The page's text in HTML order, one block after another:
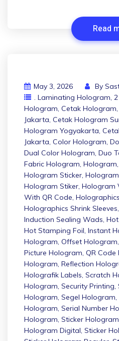
Read
May 3, 2026 By
. Laminating Hologram,
Hologram, Cetak Hologram,
Jakarta, Cetak Hologram
Hologram Yogyakarta,
Jakarta, Color Hologram,
Dual Color Hologram, Duo
Fabric Hologram, Hologram,
Hologram Sticker,
Hologram Stiker, Hologram
With QR Code,
Holographics Shrink Sleeves,
Induction Sealing Wads,
Hot Stamping Foil, Instant
Hologram, Offset Hologram,
Picture Hologram, QR Code
Hologram, Reflection
Holografik Labels, Scratch
Hologram, Security Printing,
Hologram, Segel Hologram,
Hologram, Serial Number
Hologram, Sticker
Hologram Digital, Sticker